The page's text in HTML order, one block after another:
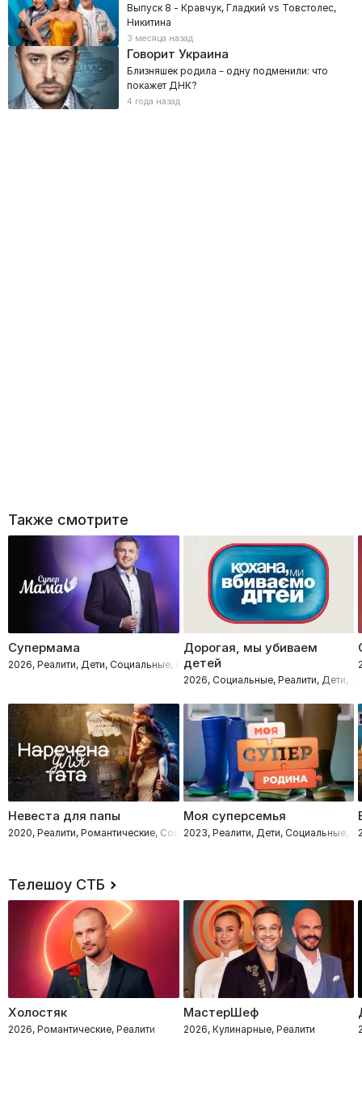
Выпуск 8 - Кравчук, Гладкий vs Товстолес,
Никитина
3 месяца назад
Говорит Украина
Близняшек родила – одну подменили: что
покажет ДНК?
4 года назад
Также смотрите
Супермама
2026, Реалити, Дети, Социальные, Семейные
Дорогая, мы убиваем
детей
2026, Социальные, Реалити, Дети,
Невеста для папы
2020, Реалити, Романтические, Социальные, Дети, Семейные
Моя суперсемья
2023, Реалити, Дети, Социальные,
Телешоу СТБ
Холостяк
2026, Романтические, Реалити
МастерШеф
2026, Кулинарные, Реалити